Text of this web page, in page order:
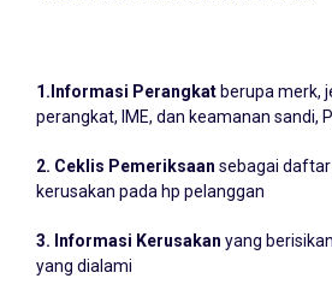
1.Informasi Perangkat
berupa merk,
perangkat, IME, dan keamanan sandi,
2. Ceklis Pemeriksaan
sebagai daftar
kerusakan pada hp pelanggan
3. Informasi Kerusakan
yang
yang dialami